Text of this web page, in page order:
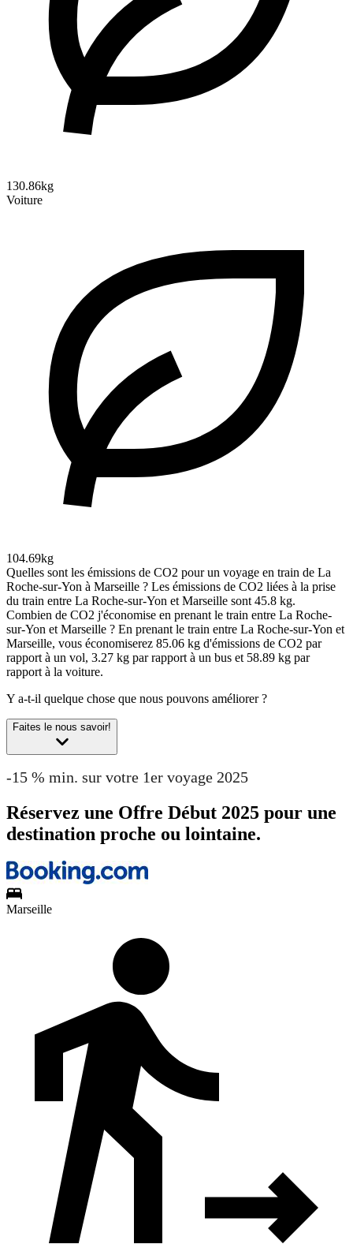
130.86kg
Voiture
104.69kg
Quelles sont les émissions de CO2 pour un voyage en train de La
Roche-sur-Yon à Marseille ? Les émissions de CO2 liées à la prise
du train entre La Roche-sur-Yon et Marseille sont 45.8 kg.
Combien de CO2 j'économise en prenant le train entre La Roche-
sur-Yon et Marseille ? En prenant le train entre La Roche-sur-Yon et
Marseille, vous économiserez 85.06 kg d'émissions de CO2 par
rapport à un vol, 3.27 kg par rapport à un bus et 58.89 kg par
rapport à la voiture.
Y a-t-il quelque chose que nous pouvons améliorer ?
Faites le nous savoir!
-15 % min. sur votre 1er voyage 2025
Réservez une Offre Début 2025 pour une
destination proche ou lointaine.
Marseille